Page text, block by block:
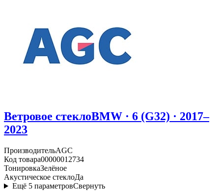
Ветровое стеклоBMW · 6 (G32) · 2017–
2023
ПроизводительAGC
Код товара00000012734
ТонировкаЗелёное
Акустическое стеклоДа
Ещё 5 параметровСвернуть